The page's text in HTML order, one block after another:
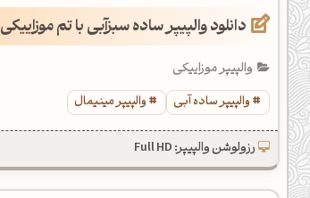
دانلود والپیپر ساده سبزآبی با تم موزاییکی
والپیپر موزاییکی
والپیپر ساده آبی
والپیپر مینیمال
رزولوشن والپیپر: Full HD